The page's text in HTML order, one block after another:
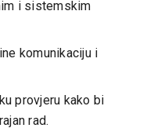
i sistemskim
komunikaciju i
provjeru kako bi
rad.